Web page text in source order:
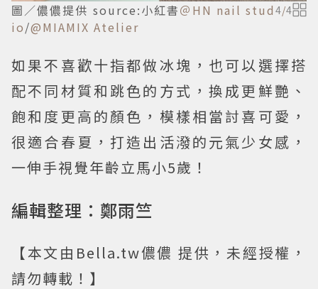
圖／儂儂提供 source:小紅書＠HN nail stud
io/@MIAMIX Atelier
4/4
如果不喜歡十指都做冰塊，也可以選擇搭
配不同材質和跳色的方式，換成更鮮艷、
飽和度更高的顏色，模樣相當討喜可愛，
很適合春夏，打造出活潑的元氣少女感，
一伸手視覺年齡立馬小5歲！
編輯整理：鄭雨竺
【本文由Bella.tw儂儂 提供，未經授權，
請勿轉載！】